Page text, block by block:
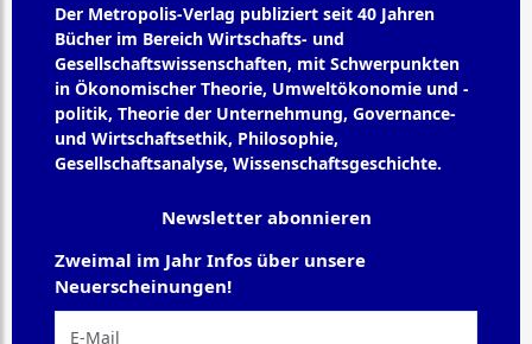
Der Metropolis-Verlag publiziert seit 40 Jahren
Bücher im Bereich Wirtschafts- und
Gesellschaftswissenschaften, mit Schwerpunkten
in Ökonomischer Theorie, Umweltökonomie und -
politik, Theorie der Unternehmung, Governance-
und Wirtschaftsethik, Philosophie,
Gesellschaftsanalyse, Wissenschaftsgeschichte.
Newsletter abonnieren
Zweimal im Jahr Infos über unsere
Neuerscheinungen!